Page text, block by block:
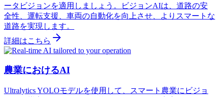
ータビジョンを適用しましょう。ビジョンAIは、道路の安
全性、運転支援、車両の自動化を向上させ、よりスマートな
道路を実現します。
詳細はこちら
農業におけるAI
Ultralytics YOLOモデルを使用して、スマート農業にビジョ